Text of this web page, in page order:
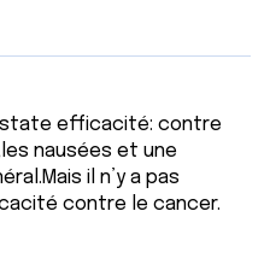
efficacité: contre
nausées et une
il n’y a pas
contre le cancer.